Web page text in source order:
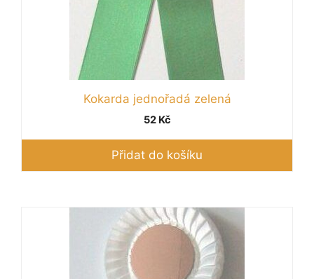
Kokarda jednořadá zelená
52 Kč
Přidat do košíku